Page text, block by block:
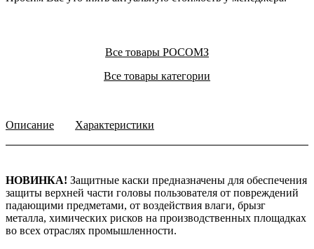
Все товары РОСОМЗ
Все товары категории
Описание Характеристики
НОВИНКА! Защитные каски предназначены для обеспечения
защиты верхней части головы пользователя от повреждений
падающими предметами, от воздействия влаги, брызг
металла, химических рисков на производственных площадках
во всех отраслях промышленности.